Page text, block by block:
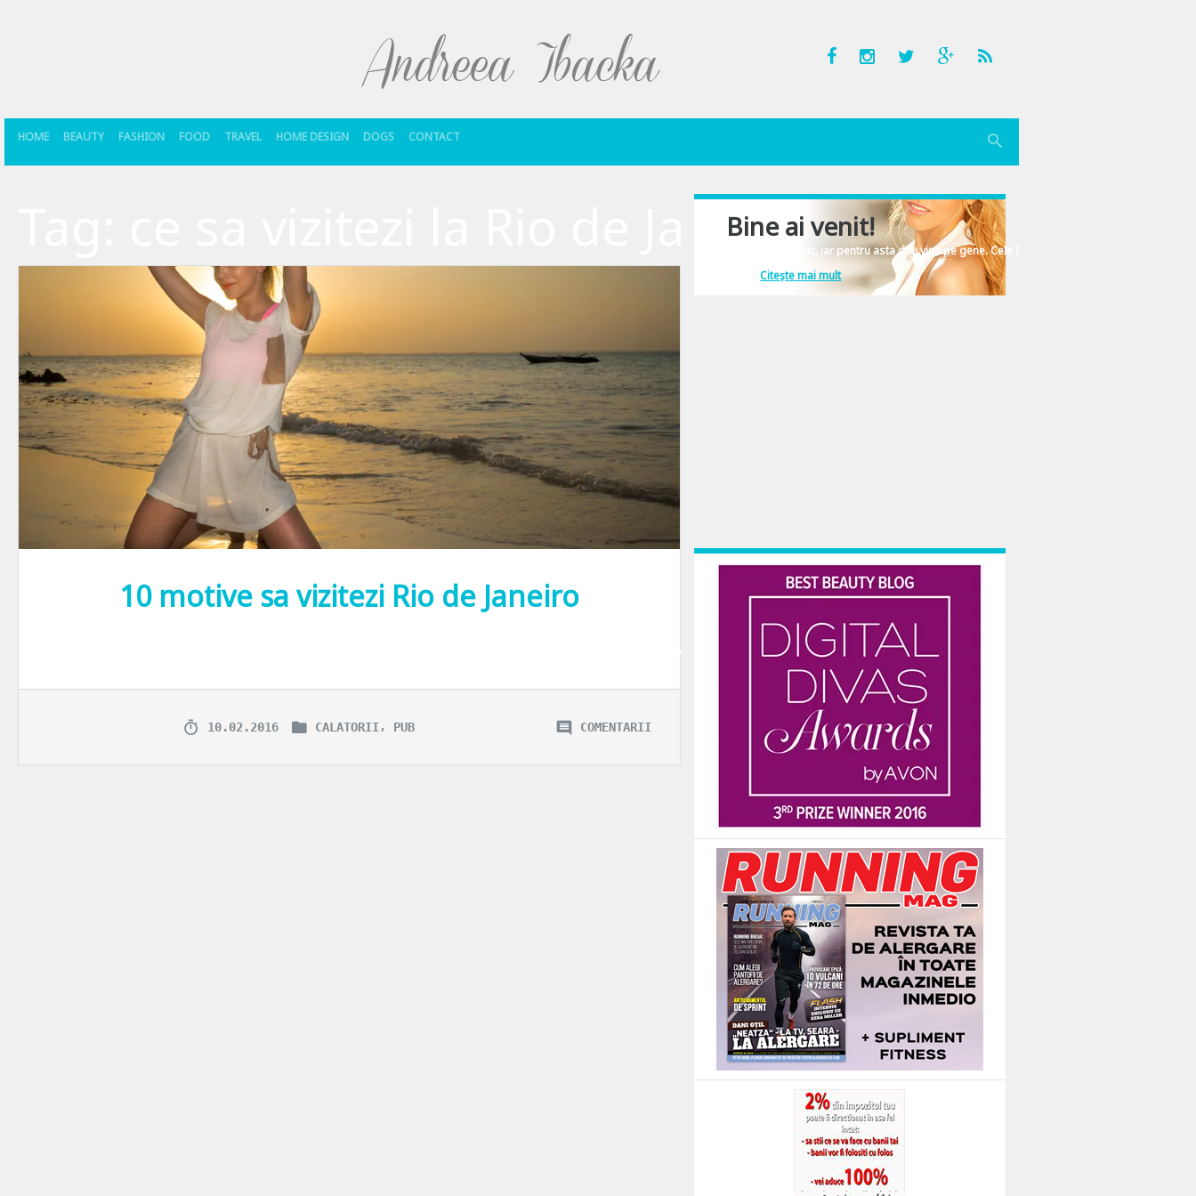
HOME BEAUTY FASHION FOOD TRAVEL HOME DESIGN DOGS CONTACT
ce sa vizitezi la Rio de Janeiro
10 motive sa vizitezi Rio de Janeiro
Ti-am mentionat in repetate randuri cat de mult imi place sa calatoresc. De altfel, dat fiind feedback-ul tau pe zona de Travel, as spune ca ai primit cu bratele deschise recomandarile mele de vacanta. Si indiferent ca a
10.02.2016 CALATORII, PUB COMENTARII
Bine ai venit!
Îmi place să comunic, iar pentru asta dau vina pe gene. Cele înscrise în ADN-ul femeiesc.
Citește mai mult